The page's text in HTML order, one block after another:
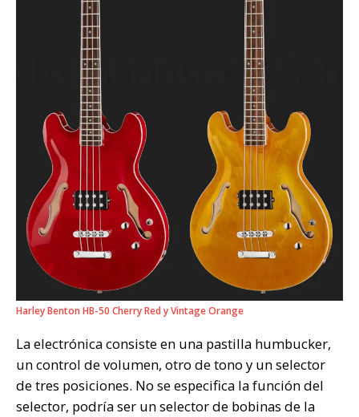
Harley Benton HB-50 Cherry Red y Vintage Orange
La electrónica consiste en una pastilla humbucker,
un control de volumen, otro de tono y un selector
de tres posiciones. No se especifica la función del
selector, podría ser un selector de bobinas de la